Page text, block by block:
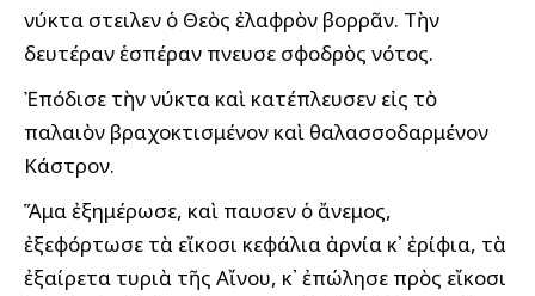
νύκτα ἔστειλεν ὁ Θεὸς ἐλαφρὸν βορρᾶν. Τὴν
δευτέραν ἑσπέραν ἔπνευσε σφοδρὸς νότος.
Ἐπόδισε τὴν νύκτα καὶ κατέπλευσεν εἰς τὸ
παλαιὸν βραχοκτισμένον καὶ θαλασσοδαρμένον
Κάστρον.
Ἅμα ἐξημέρωσε, καὶ ἔπαυσεν ὁ ἄνεμος,
ἐξεφόρτωσε τὰ εἴκοσι κεφάλια ἀρνία κ᾽ ἐρίφια, τὰ
ἐξαίρετα τυριὰ τῆς Αἴνου, κ᾽ ἐπώλησε πρὸς εἴκοσι